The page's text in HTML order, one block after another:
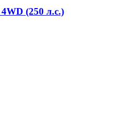
(250 л.с.)